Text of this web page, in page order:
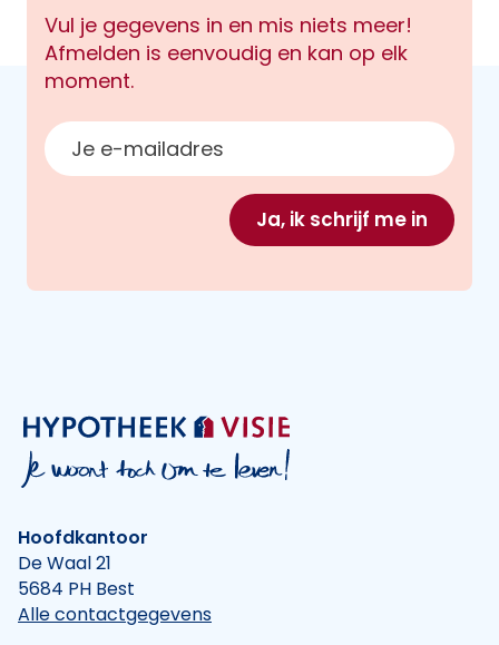
Vul je gegevens in en mis niets meer!
Afmelden is eenvoudig en kan op elk
moment.
E-mailadres
Ja, ik schrijf me in
Hoofdkantoor
De Waal 21
5684 PH Best
Alle contactgegevens